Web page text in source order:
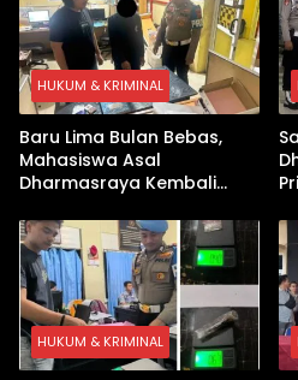
HUKUM & KRIMINAL
Baru Lima Bulan Bebas,
Mahasiswa Asal
Dharmasraya Kembali
HUKUM & KRIMINAL